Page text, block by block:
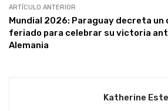
ARTÍCULO ANTERIOR
Mundial 2026: Paraguay decreta un
feriado para celebrar su victoria
Alemania
Katherine